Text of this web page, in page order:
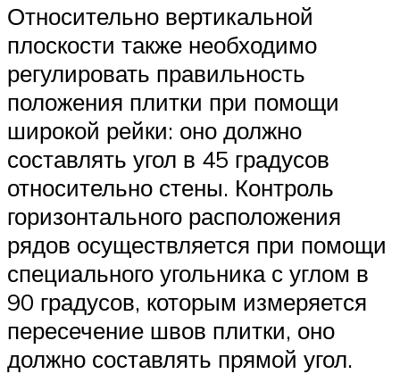
Относительно вертикальной
плоскости также необходимо
регулировать правильность
положения плитки при помощи
широкой рейки: оно должно
составлять угол в 45 градусов
относительно стены. Контроль
горизонтального расположения
рядов осуществляется при помощи
специального угольника с углом в
90 градусов, которым измеряется
пересечение швов плитки, оно
должно составлять прямой угол.